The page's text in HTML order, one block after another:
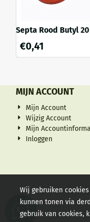
Septa Rood Butyl
€0,41
MIJN ACCOUNT
Mijn Account
Wijzig Account
Mijn
Inloggen
Wij gebruiken
kunnen tonen via
gebruik van cookies,